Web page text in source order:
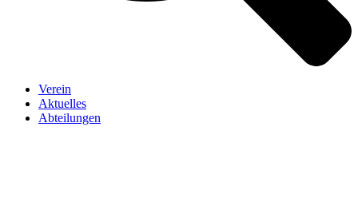
Verein
Aktuelles
Abteilungen